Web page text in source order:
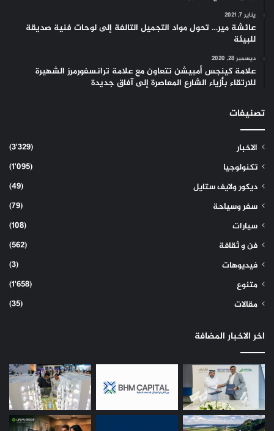
يناير 7, 2021
عائشة مير… تحول مواد التجميل التالفة إلى لوحات فنية صديقة
للبيئة
ديسمبر 28, 2020
علامة كينجس أمبيشن تتعاون مع علامة ترانسفورمرز الشهيرة
للارتقاء بأزياء الشارع المعاصرة إلى آفاق جديدة
تصنيفات
الاخبار
(3٬329)
تكنولوجيا
(1٬095)
ديكور ولايف ستايل
(49)
سفر وسياحة
(79)
سيارات
(108)
فن و ثقافة
(562)
فيديوهات
(3)
متنوع
(1٬658)
مقالات
(35)
اخر الاخبار المضافة